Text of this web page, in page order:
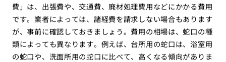
費」は、出張費や、交通費、廃材処理費用などにかかる費用
です。業者によっては、諸経費を請求しない場合もあります
が、事前に確認しておきましょう。費用の相場は、蛇口の種
類によっても異なります。例えば、台所用の蛇口は、浴室用
の蛇口や、洗面所用の蛇口に比べて、高くなる傾向がありま